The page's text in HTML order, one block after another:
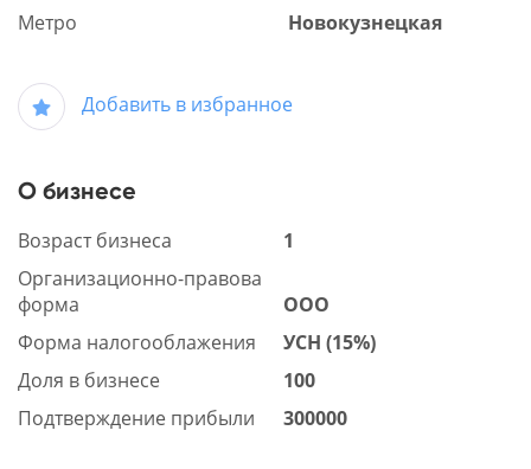
Метро Новокузнецкая
Добавить в избранное
О бизнесе
Возраст бизнеса
1
Организационно-правова
форма
ООО
Форма налогооблажения
УСН (15%)
Доля в бизнесе
100
Подтверждение прибыли
300000